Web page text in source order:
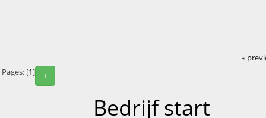
«
+
Pages: [1]
Bedrijf start